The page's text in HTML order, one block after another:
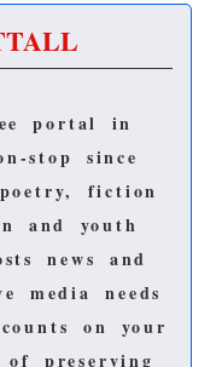
portal in
stop since
fiction
and youth
news and
media needs
on your
preserving